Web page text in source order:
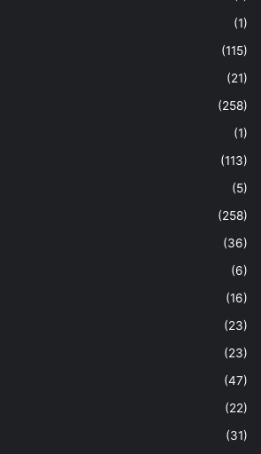
(1)
(115)
(21)
(258)
(1)
(113)
(5)
(258)
(36)
(6)
(16)
(23)
(23)
(47)
(22)
(31)